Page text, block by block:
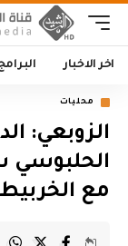
اخر الاخبار
محليات
الزوبعي:
الحلبوسي
مع الخربيط